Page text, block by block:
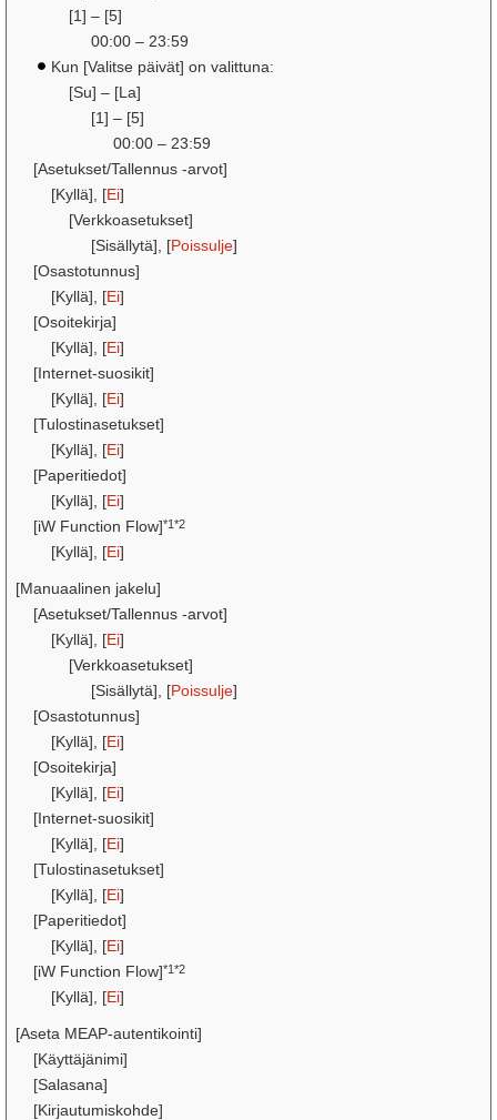
[1] – [5]
00:00 – 23:59
Kun [Valitse päivät] on valittuna:
[Su] – [La]
[1] – [5]
00:00 – 23:59
[Asetukset/Tallennus -arvot]
[Kyllä], [Ei]
[Verkkoasetukset]
[Sisällytä], [Poissulje]
[Osastotunnus]
[Kyllä], [Ei]
[Osoitekirja]
[Kyllä], [Ei]
[Internet-suosikit]
[Kyllä], [Ei]
[Tulostinasetukset]
[Kyllä], [Ei]
[Paperitiedot]
[Kyllä], [Ei]
[iW Function Flow]*1*2
[Kyllä], [Ei]
[Manuaalinen jakelu]
[Asetukset/Tallennus -arvot]
[Kyllä], [Ei]
[Verkkoasetukset]
[Sisällytä], [Poissulje]
[Osastotunnus]
[Kyllä], [Ei]
[Osoitekirja]
[Kyllä], [Ei]
[Internet-suosikit]
[Kyllä], [Ei]
[Tulostinasetukset]
[Kyllä], [Ei]
[Paperitiedot]
[Kyllä], [Ei]
[iW Function Flow]*1*2
[Kyllä], [Ei]
[Aseta MEAP-autentikointi]
[Käyttäjänimi]
[Salasana]
[Kirjautumiskohde]